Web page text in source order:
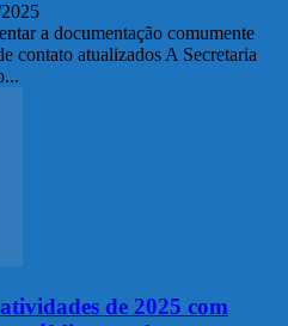
a documentação comumente
contato atualizados A Secretaria
de 2025 com